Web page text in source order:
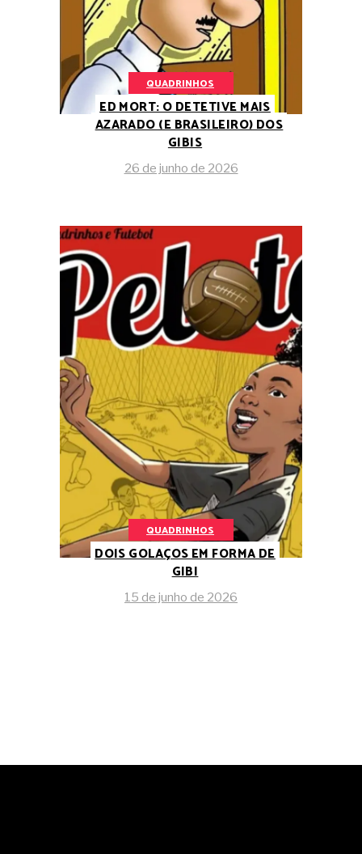
QUADRINHOS
ED MORT: O DETETIVE MAIS
AZARADO (E BRASILEIRO) DOS
GIBIS
26 de junho de 2026
QUADRINHOS
DOIS GOLAÇOS EM FORMA DE
GIBI
15 de junho de 2026